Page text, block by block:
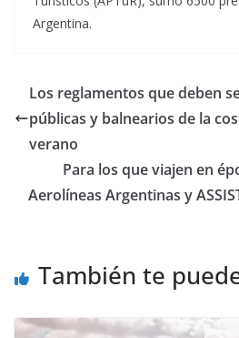
Argentina.
Los reglamentos que deben
públicas y balnearios de la
verano
Para los que viajen en
Aerolíneas Argentinas y
También te